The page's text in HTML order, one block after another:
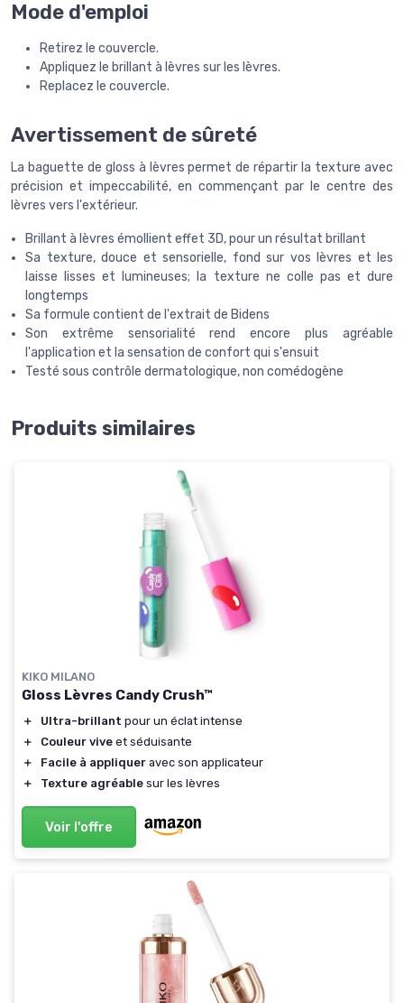
Mode d'emploi
Retirez le couvercle.
Appliquez le brillant à lèvres sur les lèvres.
Replacez le couvercle.
Avertissement de sûreté
La baguette de gloss à lèvres permet de répartir la texture avec
précision et impeccabilité, en commençant par le centre des
lèvres vers l'extérieur.
Brillant à lèvres émollient effet 3D, pour un résultat brillant
Sa texture, douce et sensorielle, fond sur vos lèvres et les
laisse lisses et lumineuses; la texture ne colle pas et dure
longtemps
Sa formule contient de l'extrait de Bidens
Son extrême sensorialité rend encore plus agréable
l'application et la sensation de confort qui s'ensuit
Testé sous contrôle dermatologique, non comédogène
Produits similaires
KIKO MILANO
Gloss Lèvres Candy Crush™
＋ Ultra-brillant pour un éclat intense
＋
Couleur vive et séduisante
＋
Facile à appliquer avec son applicateur
＋
Texture agréable sur les lèvres
Voir l'offre